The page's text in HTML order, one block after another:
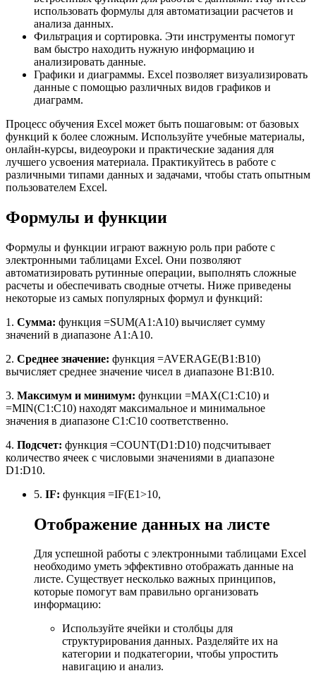
использовать формулы для автоматизации расчетов и
анализа данных.
Фильтрация и сортировка. Эти инструменты помогут
вам быстро находить нужную информацию и
анализировать данные.
Графики и диаграммы. Excel позволяет визуализировать
данные с помощью различных видов графиков и
диаграмм.
Процесс обучения Excel может быть пошаговым: от базовых
функций к более сложным. Используйте учебные материалы,
онлайн-курсы, видеоуроки и практические задания для
лучшего усвоения материала. Практикуйтесь в работе с
различными типами данных и задачами, чтобы стать опытным
пользователем Excel.
Формулы и функции
Формулы и функции играют важную роль при работе с
электронными таблицами Excel. Они позволяют
автоматизировать рутинные операции, выполнять сложные
расчеты и обеспечивать сводные отчеты. Ниже приведены
некоторые из самых популярных формул и функций:
1. Сумма: функция =SUM(A1:A10) вычисляет сумму
значений в диапазоне A1:A10.
2. Среднее значение: функция =AVERAGE(B1:B10)
вычисляет среднее значение чисел в диапазоне B1:B10.
3. Максимум и минимум: функции =MAX(C1:C10) и
=MIN(C1:C10) находят максимальное и минимальное
значения в диапазоне C1:C10 соответственно.
4. Подсчет: функция =COUNT(D1:D10) подсчитывает
количество ячеек с числовыми значениями в диапазоне
D1:D10.
5. IF: функция =IF(E1>10,
Отображение данных на листе
Для успешной работы с электронными таблицами Excel
необходимо уметь эффективно отображать данные на
листе. Существует несколько важных принципов,
которые помогут вам правильно организовать
информацию:
Используйте ячейки и столбцы для
структурирования данных. Разделяйте их на
категории и подкатегории, чтобы упростить
навигацию и анализ.